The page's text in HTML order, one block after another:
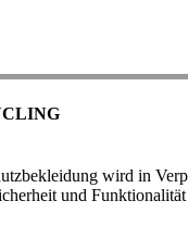
wird in
und